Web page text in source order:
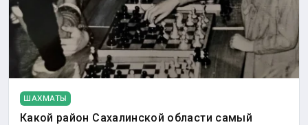
ШАХМАТЫ
Какой район Сахалинской области самый